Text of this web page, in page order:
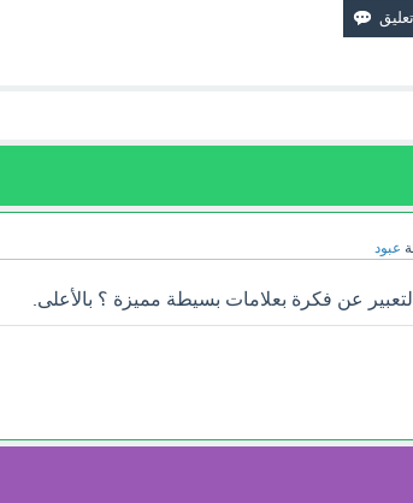
عبود
عن فكرة بعلامات بسيطة مميزة ؟ بالأعلى.